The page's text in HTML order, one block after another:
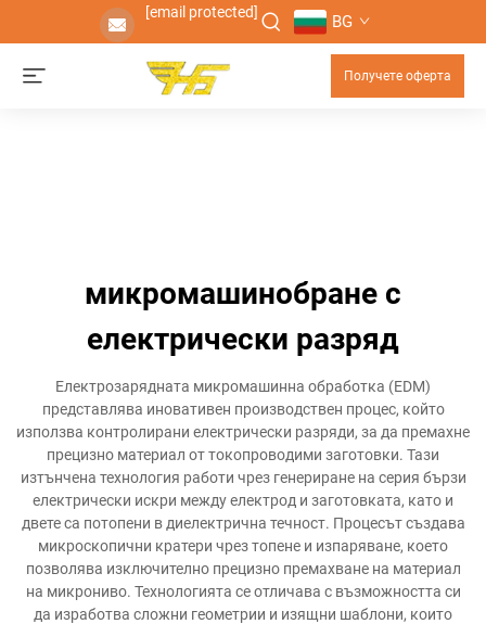
[email protected] BG
Получете оферта
микромашинобране с
електрически разряд
Електрозарядната микромашинна обработка (EDM)
представлява иновативен производствен процес, който
използва контролирани електрически разряди, за да премахне
прецизно материал от токопроводими заготовки. Тази
изтънчена технология работи чрез генериране на серия бързи
електрически искри между електрод и заготовката, като и
двете са потопени в диелектрична течност. Процесът създава
микроскопични кратери чрез топене и изпаряване, което
позволява изключително прецизно премахване на материал
на микрониво. Технологията се отличава с възможността си
да изработва сложни геометрии и изящни шаблони, които